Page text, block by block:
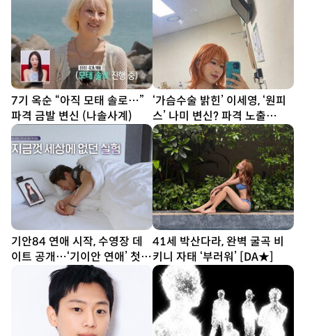
7기 옥순 “아직 모태 솔로…”
파격 금발 변신 (나솔사계)
‘가슴수술 밝힌’ 이세영, ‘원피
스’ 나미 변신? 파격 노출
[DA★]
기안84 연애 시작, 수영장 데
이트 공개…‘기이안 연애’ 첫
41세 박산다라, 완벽 굴곡 비
키니 자태 ‘부러워’ [DA★]